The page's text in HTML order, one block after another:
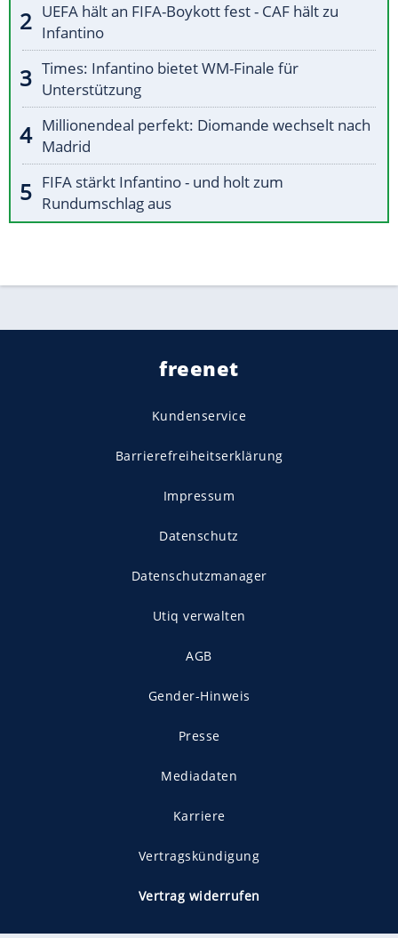
UEFA hält an FIFA-Boykott fest - CAF hält zu
Infantino
Times: Infantino bietet WM-Finale für
Unterstützung
Millionendeal perfekt: Diomande wechselt nach
Madrid
FIFA stärkt Infantino - und holt zum
Rundumschlag aus
freenet
Kundenservice
Barrierefreiheitserklärung
Impressum
Datenschutz
Datenschutzmanager
Utiq verwalten
AGB
Gender-Hinweis
Presse
Mediadaten
Karriere
Vertragskündigung
Vertrag widerrufen